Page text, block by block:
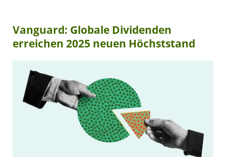
Vanguard: Globale Dividenden
erreichen 2025 neuen Höchststand